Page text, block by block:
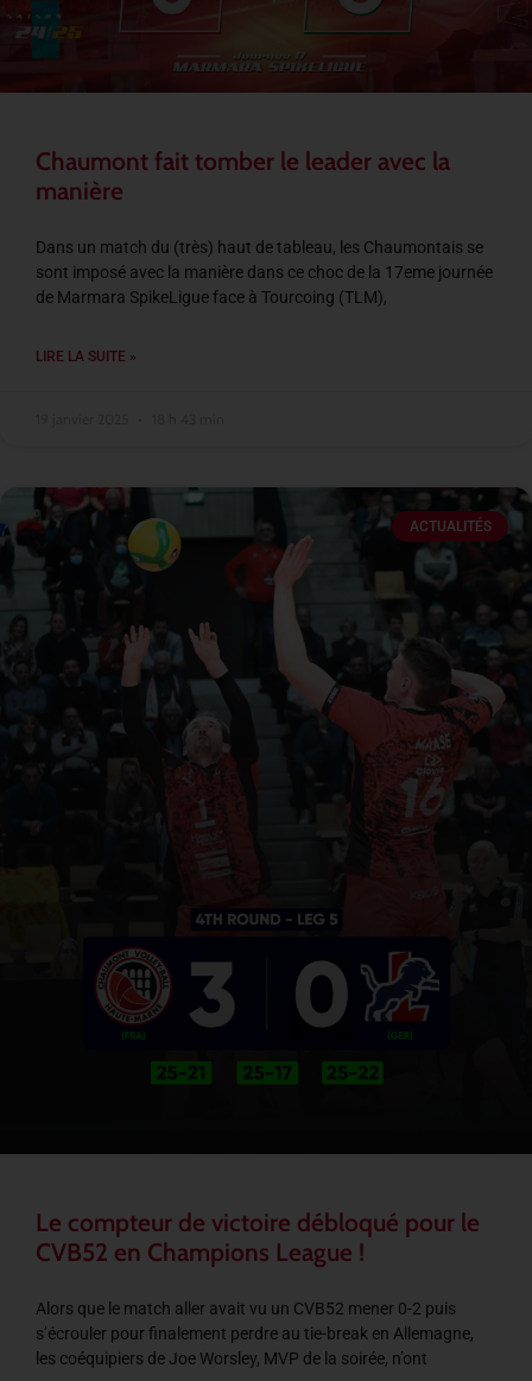
Chaumont fait tomber le leader avec la
manière
Dans un match du (très) haut de tableau, les Chaumontais se
sont imposé avec la manière dans ce choc de la 17eme journée
de Marmara SpikeLigue face à Tourcoing (TLM),
LIRE LA SUITE »
ACTUALITÉS
Le compteur de victoire débloqué pour le
CVB52 en Champions League !
Alors que le match aller avait vu un CVB52 mener 0-2 puis
s’écrouler pour finalement perdre au tie-break en Allemagne,
les coéquipiers de Joe Worsley, MVP de la soirée, n’ont